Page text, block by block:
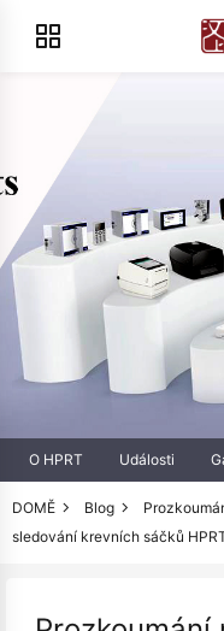
O HPRT Události
DOMĚ Blog
sledování krevních sáčků